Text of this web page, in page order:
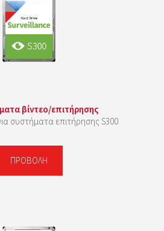
βίντεο/επιτήρησης
συστήματα επιτήρησης S300
ΠΡΟΒΟΛΉ